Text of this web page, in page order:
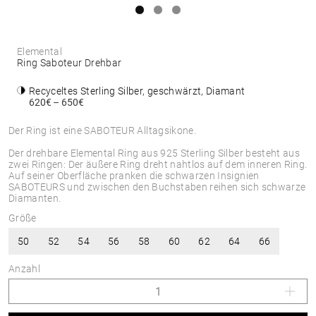
Der Ring ist eine SABOTEUR Alltagsikone.
Der drehbare Elemental Ring aus 925 Sterling Silber besteht aus
zwei Ringen: Der äußere Ring dreht nahtlos auf dem inneren Ring.
Auf seiner Oberfläche pranken die schwarzen Insignien
SABOTEURS und zwischen den Buchstaben reihen sich schwarze
Diamanten.
Elemental
Ring Saboteur Drehbar
Recyceltes Sterling Silber, geschwärzt, Diamant
620€ – 650€
Größe
50 52 54 56 58 60 62 64 66
Anzahl